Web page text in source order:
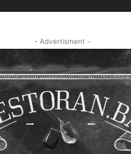
- Advertisment -